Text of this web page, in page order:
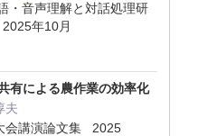
・音声理解と対話処理研
年10月
有による農作業の効率化
夫
会講演論文集 2025